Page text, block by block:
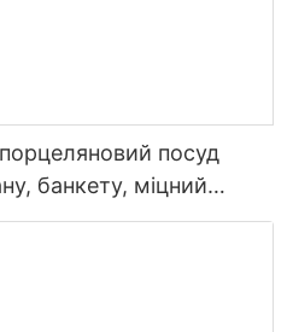
посуд
банкету, міцний
тарілок, мисок,